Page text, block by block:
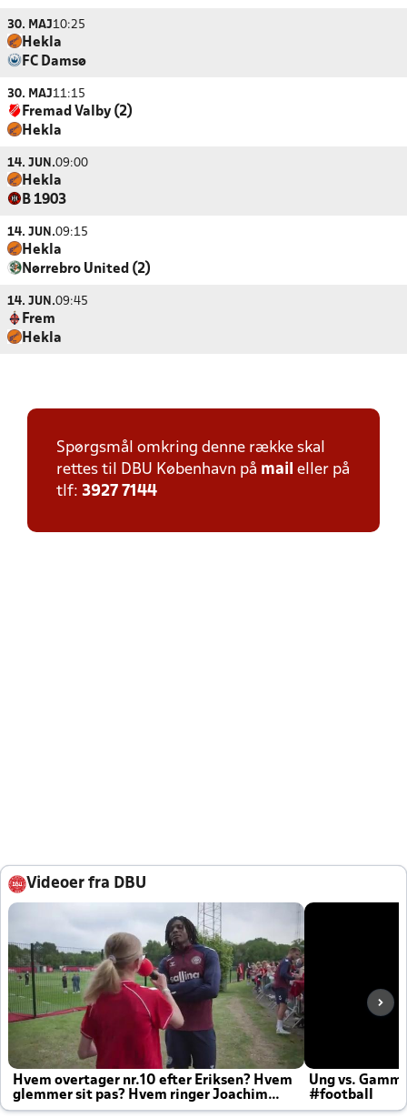
30. MAJ10:25
Hekla
FC Damsø
30. MAJ11:15
Fremad Valby (2)
Hekla
14. JUN.09:00
Hekla
B 1903
14. JUN.09:15
Hekla
Nørrebro United (2)
14. JUN.09:45
Frem
Hekla
Spørgsmål omkring denne række skal
rettes til DBU København på mail eller på
tlf: 3927 7144
Videoer fra DBU
Hvem overtager nr.10 efter Eriksen? Hvem
glemmer sit pas? Hvem ringer Joachim
altid til efter kampe?
Ung vs.
#football